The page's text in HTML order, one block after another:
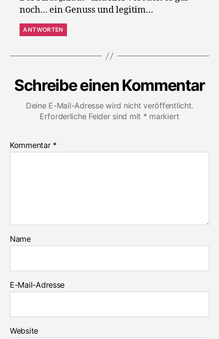
noch… ein Genuss und legitim…
ANTWORTEN
Schreibe einen Kommentar
Deine E-Mail-Adresse wird nicht veröffentlicht.
Erforderliche Felder sind mit * markiert
Kommentar *
Name
E-Mail-Adresse
Website